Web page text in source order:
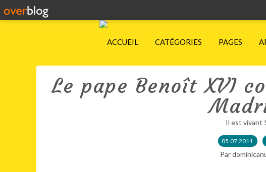
ACCUEIL CATÉGORIES PAGES
Le pape Benoît XVI
Il est vivant !
05.07.2011
Par